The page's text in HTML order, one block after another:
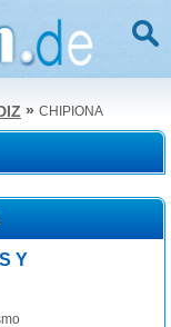
» CHIPIONA
Y